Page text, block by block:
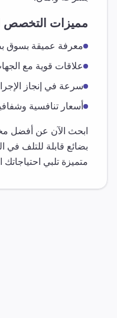
مميزات التخصص
معرفة عميقة بسوق
علاقات قوية مع
سرعة في إنجاز
أسعار تنافسية
ابحث الآن عن
بضائع قابلة للتلف في
متميزة تلبي احتياجاتك